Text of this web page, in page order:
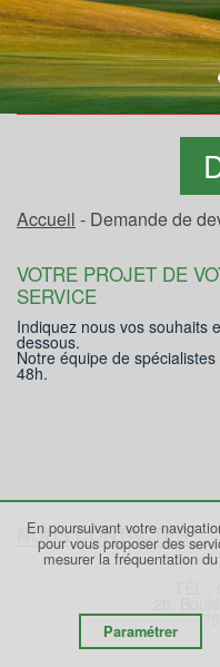
Accueil - Demande de
VOTRE PROJET DE
SERVICE
Indiquez nous vos souhaits
dessous.
Notre équipe de
48h.
NOUS CONTACTER
En poursuivant votre
pour vous proposer des
mesurer la fréquentation
Paramétrer